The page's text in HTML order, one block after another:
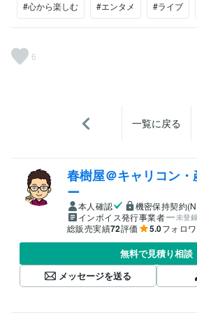
#心から楽しむ #エンタメ #ライブ
6
一覧に戻る
春樹屋＠キャリコン
ー
本人確認
機密保持契約
インボイス発行事業者
未登録
総販売実績72評価 5.0フォロ
無料で見積り相談
メッセージを送る